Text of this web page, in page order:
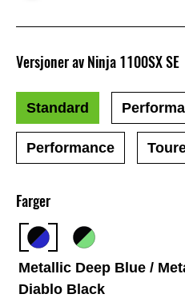
Farger
Metallic Deep Blue /
Diablo Black
Versjoner av Ninja 1100SX SE
Standard
Performance